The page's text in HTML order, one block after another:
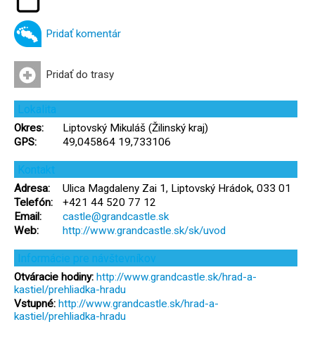
Pridať komentár
Pridať do trasy
Lokalita
Okres:
Liptovský Mikuláš (Žilinský kraj)
GPS:
49,045864 19,733106
Kontakt
Adresa:
Ulica Magdaleny Zai 1, Liptovský Hrádok, 033 01
Telefón:
+421 44 520 77 12
Email:
castle@grandcastle.sk
Web:
http://www.grandcastle.sk/sk/uvod
Informácie pre návštevníkov
Otváracie hodiny: http://www.grandcastle.sk/hrad-a-
kastiel/prehliadka-hradu
Vstupné: http://www.grandcastle.sk/hrad-a-
kastiel/prehliadka-hradu